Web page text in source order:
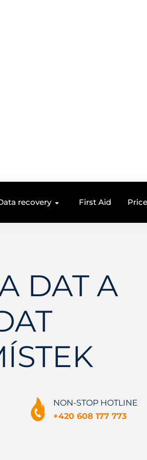
recovery First Aid
DAT A
NON-STOP HOTLINE
+420 608 177 773